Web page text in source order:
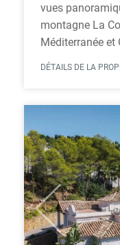
vues
montagne La
Méditerranée et
DÉTAILS DE LA
Previous